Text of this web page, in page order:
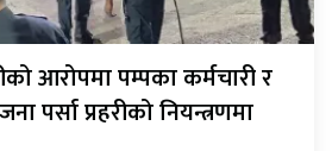
आरोपमा पम्पका कर्मचारी र
पर्सा प्रहरीको नियन्त्रणमा